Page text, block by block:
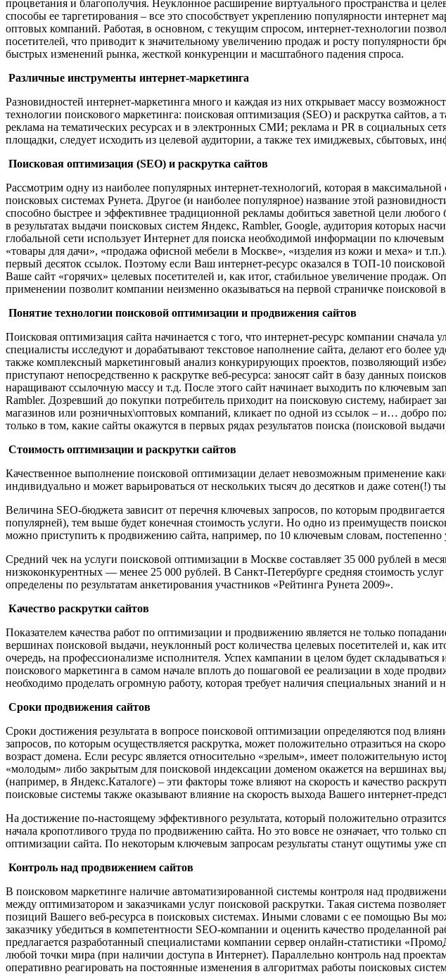
процветания и благополучия. Неуклонное расширение виртуального пространства и
способы ее таргетирования – все это способствует укреплению популярности интернет
оптовых компаний. Работая, в основном, с текущим спросом, интернет-технологии
посетителей, что приводит к значительному увеличению продаж и росту популярности
быстрых изменений рынка, жесткой конкуренции и масштабного падения спроса.
Различные инструменты интернет-маркетинга
Разновидностей интернет-маркетинга много и каждая из них открывает массу
технологии поискового маркетинга: поисковая оптимизация (SEO) и раскрутка сайтов,
реклама на тематических ресурсах и в электронных СМИ; реклама и PR в социальных
площадки, следует исходить из целевой аудитории, а также тех имиджевых, сбытовых,
Поисковая оптимизация (SEO) и раскрутка сайтов
Рассмотрим одну из наиболее популярных интернет-технологий, которая в
поисковых системах Рунета. Другое (и наиболее популярное) название этой
способно быстрее и эффективнее традиционной рекламы добиться заветной цели
в результатах выдачи поисковых систем Яндекс, Rambler, Google, аудитория которых
глобальной сети использует Интернет для поиска необходимой информации по
«товары для дачи», «продажа офисной мебели в Москве», «изделия из кожи и меха» и
первый десяток ссылок. Поэтому если Ваш интернет-ресурс оказался в ТОП-10
Ваше сайт «горячих» целевых посетителей и, как итог, стабильное увеличение продаж.
применении позволит компании неизменно оказываться на первой страничке поисковой
Понятие технологии поисковой оптимизации и продвижения сайтов
Поисковая оптимизация сайта начинается с того, что интернет-ресурс компании
специалисты исследуют и дорабатывают текстовое наполнение сайта, делают его
также комплексный маркетинговый анализ конкурирующих проектов, позволяющий
приступают непосредственно к раскрутке веб-ресурса: заносят сайт в базу данных
наращивают ссылочную массу и т.д. После этого сайт начинает выходить по ключевым
Rambler. Дозревший до покупки потребитель приходит на поисковую систему, набирает
магазинов или розничных\оптовых компаний, кликает по одной из ссылок – и… добро
только в том, какие сайты окажутся в первых рядах результатов поиска (поисковой
Стоимость оптимизации и раскрутки сайтов
Качественное выполнение поисковой оптимизации делает невозможным применение
индивидуально и может варьироваться от нескольких тысяч до десятков и даже сотен(!)
Величина SEO-бюджета зависит от перечня ключевых запросов, по которым
популярней), тем выше будет конечная стоимость услуги. Но одно из преимуществ
можно приступить к продвижению сайта, например, по 10 ключевым словам, постепенно
Средний чек на услуги поисковой оптимизации в Москве составляет 35 000 рублей в
низкоконкурентных — менее 25 000 рублей. В Санкт-Петербурге средняя стоимость
определены по результатам анкетирования участников «Рейтинга Рунета 2009».
Качество раскрутки сайтов
Показателем качества работ по оптимизации и продвижению является не только
вершинах поисковой выдачи, неуклонный рост количества целевых посетителей и, как
очередь, на профессионализме исполнителя. Успех кампании в целом будет
поискового маркетинга в самом начале вплоть до пошаговой ее реализации в ходе
необходимо проделать огромную работу, которая требует наличия специальных знаний и
Сроки продвижения сайтов
Сроки достижения результата в вопросе поисковой оптимизации определяются под
запросов, по которым осуществляется раскрутка, может положительно отразиться на
возраст домена. Если ресурс является относительно «зрелым», имеет положительную
«молодым» либо закрытым для поисковой индексации доменом окажется на вершинах
(например, в Яндекс.Каталоге) – эти факторы тоже влияют на скорость и качество
поисковые системы также оказывают влияние на скорость выхода Вашего интернет-
На достижение по-настоящему эффективного результата, который положительно
начала кропотливого труда по продвижению сайта. Но это вовсе не означает, что
оптимизации сайта. По некоторым ключевым запросам результаты станут ощутимы уже
Контроль над продвижением сайтов
В поисковом маркетинге наличие автоматизированной системы контроля над
между оптимизатором и заказчиками услуг поисковой раскрутки. Такая система
позиций Вашего веб-ресурса в поисковых системах. Иными словами с ее помощью Вы
заказчику убедиться в компетентности SEO-компании и оценить качество
предлагается разработанный специалистами компании сервер онлайн-статистики
любой точки мира (при наличии доступа в Интернет). Параллельно контроль над
оперативно реагировать на постоянные изменения в алгоритмах работы поисковых